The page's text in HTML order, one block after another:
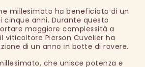
millesimato ha beneficiato di un
anni. Durante questo
maggiore complessità a
viticoltore Pierson Cuvelier ha
di un anno in botte di rovere.
che unisce potenza e